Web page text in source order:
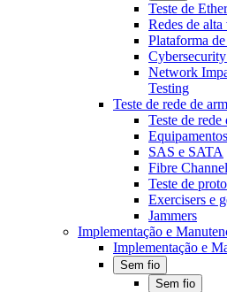
Teste de
Redes de
Plataforma
Network
Testing
Teste de rede de
Teste de rede
SAS e SATA
Fibre
Teste de
Exercisers e
Jammers
Implementação e
Implementação e
Sem fio
Sem fio